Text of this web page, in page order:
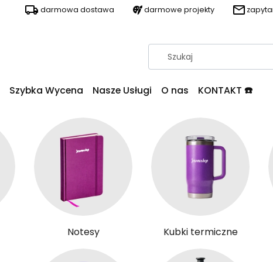
darmowa dostawa darmowe projekty
Szybka Wycena Nasze Usługi O nas KONTAKT ☎️
Notesy Kubki termiczne